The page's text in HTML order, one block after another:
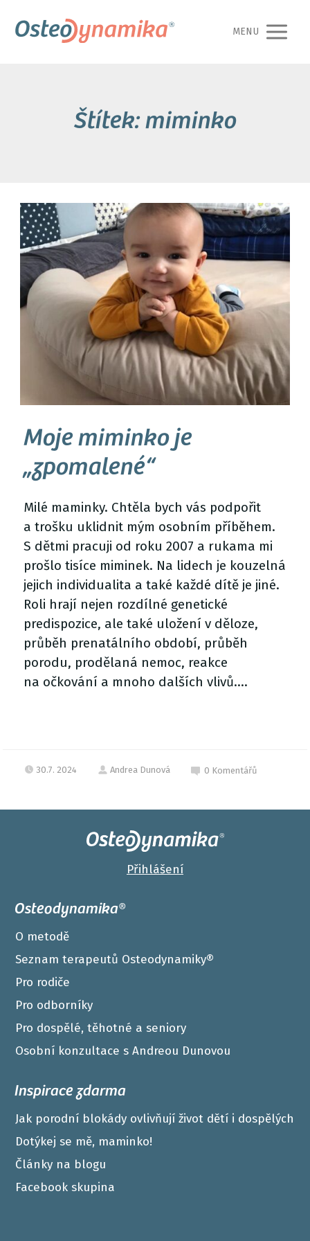
MENU
Štítek: miminko
Moje miminko je
„zpomalené“
Milé maminky. Chtěla bych vás podpořit
a trošku uklidnit mým osobním příběhem.
S dětmi pracuji od roku 2007 a rukama mi
prošlo tisíce miminek. Na lidech je kouzelná
jejich individualita a také každé dítě je jiné.
Roli hrají nejen rozdílné genetické
predispozice, ale také uložení v děloze,
průběh prenatálního období, průběh
porodu, prodělaná nemoc, reakce
na očkování a mnoho dalších vlivů....
30.7. 2024 Andrea Dunová 0 Komentářů
Přihlášení
Osteodynamika®
O metodě
Seznam terapeutů Osteodynamiky®
Pro rodiče
Pro odborníky
Pro dospělé, těhotné a seniory
Osobní konzultace s Andreou Dunovou
Inspirace zdarma
Jak porodní blokády ovlivňují život dětí i dospělých
Dotýkej se mě, maminko!
Články na blogu
Facebook skupina